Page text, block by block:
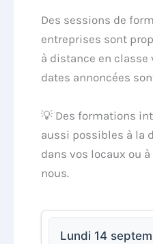
Des sessions de
entreprises sont
à distance en classe
dates annoncées
💡 Des formations
aussi possibles à la
dans vos locaux ou
nous.
Lundi 14